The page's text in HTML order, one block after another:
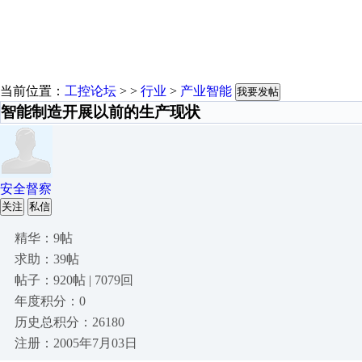
当前位置： 工控论坛 > > 行业 > 产业智能 我要发帖
智能制造开展以前的生产现状
安全督察
关注 私信
精华：9帖
求助：39帖
帖子：920帖 | 7079回
年度积分：0
历史总积分：26180
注册：2005年7月03日